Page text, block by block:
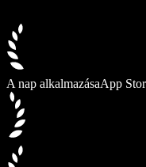
A nap alkalmazásaApp